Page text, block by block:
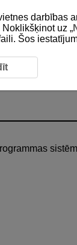
darbības
uz „
Šos